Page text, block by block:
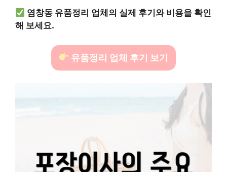
염창동 유품정리 업체의 실제 후기와 비용을 확인
해 보세요.
유품정리 업체 후기 보기